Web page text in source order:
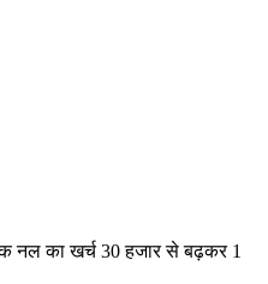
नल का खर्च 30 हजार से बढ़कर 1